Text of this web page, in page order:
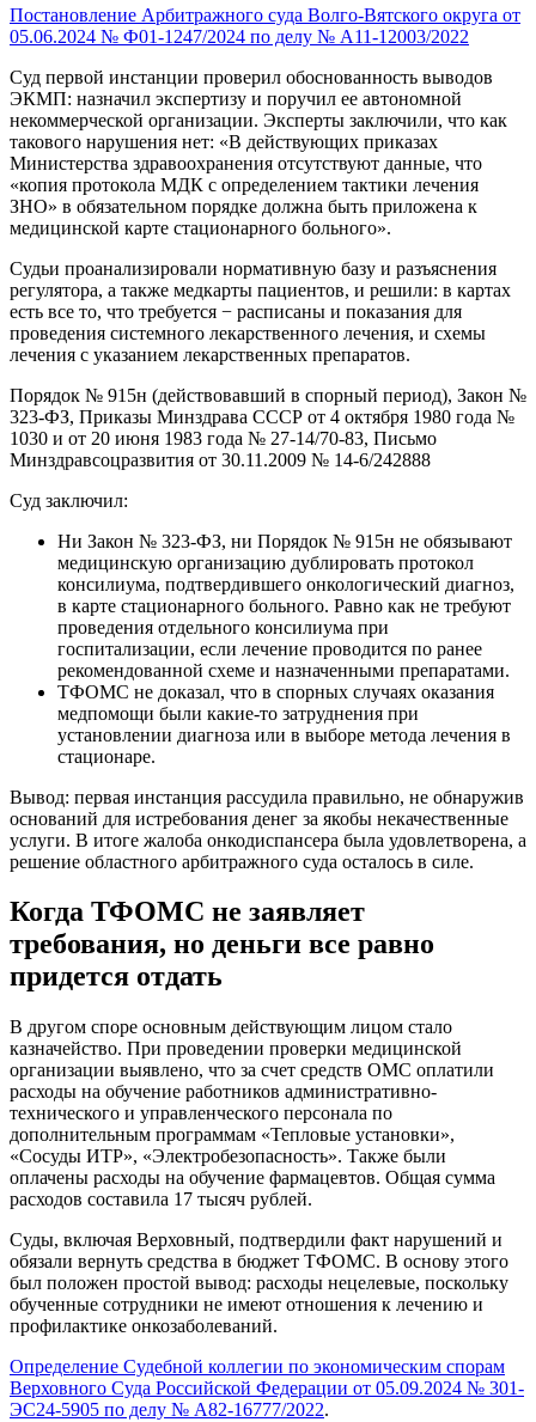
Постановление Арбитражного суда Волго-Вятского округа от
05.06.2024 № Ф01-1247/2024 по делу № А11-12003/2022
Суд первой инстанции проверил обоснованность выводов
ЭКМП: назначил экспертизу и поручил ее автономной
некоммерческой организации. Эксперты заключили, что как
такового нарушения нет: «В действующих приказах
Министерства здравоохранения отсутствуют данные, что
«копия протокола МДК с определением тактики лечения
ЗНО» в обязательном порядке должна быть приложена к
медицинской карте стационарного больного».
Судьи проанализировали нормативную базу и разъяснения
регулятора, а также медкарты пациентов, и решили: в картах
есть все то, что требуется − расписаны и показания для
проведения системного лекарственного лечения, и схемы
лечения с указанием лекарственных препаратов.
Порядок № 915н (действовавший в спорный период), Закон №
323-ФЗ, Приказы Минздрава СССР от 4 октября 1980 года №
1030 и от 20 июня 1983 года № 27-14/70-83, Письмо
Минздравсоцразвития от 30.11.2009 № 14-6/242888
Суд заключил:
Ни Закон № 323-ФЗ, ни Порядок № 915н не обязывают
медицинскую организацию дублировать протокол
консилиума, подтвердившего онкологический диагноз,
в карте стационарного больного. Равно как не требуют
проведения отдельного консилиума при
госпитализации, если лечение проводится по ранее
рекомендованной схеме и назначенными препаратами.
ТФОМС не доказал, что в спорных случаях оказания
медпомощи были какие-то затруднения при
установлении диагноза или в выборе метода лечения в
стационаре.
Вывод: первая инстанция рассудила правильно, не обнаружив
оснований для истребования денег за якобы некачественные
услуги. В итоге жалоба онкодиспансера была удовлетворена, а
решение областного арбитражного суда осталось в силе.
Когда ТФОМС не заявляет
требования, но деньги все равно
придется отдать
В другом споре основным действующим лицом стало
казначейство. При проведении проверки медицинской
организации выявлено, что за счет средств ОМС оплатили
расходы на обучение работников административно-
технического и управленческого персонала по
дополнительным программам «Тепловые установки»,
«Сосуды ИТР», «Электробезопасность». Также были
оплачены расходы на обучение фармацевтов. Общая сумма
расходов составила 17 тысяч рублей.
Суды, включая Верховный, подтвердили факт нарушений и
обязали вернуть средства в бюджет ТФОМС. В основу этого
был положен простой вывод: расходы нецелевые, поскольку
обученные сотрудники не имеют отношения к лечению и
профилактике онкозаболеваний.
Определение Судебной коллегии по экономическим спорам
Верховного Суда Российской Федерации от 05.09.2024 № 301-
ЭС24-5905 по делу № А82-16777/2022.